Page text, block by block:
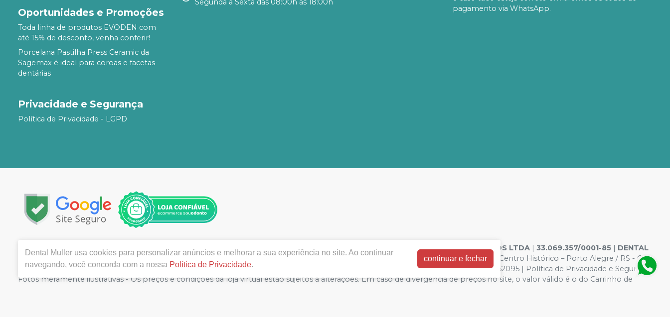
Oportunidades e Promoções
Toda linha de produtos EVODEN com
até 15% de desconto, venha conferir!
Porcelana Pastilha Press Ceramic da
Sagemax é ideal para coroas e facetas
dentárias
Privacidade e Segurança
Política de Privacidade - LGPD
pagamento via WhatsApp.
Copyright © 2024 | Todos os direitos reservados | www.dentalmuller.com.br |JL DISTRIBUIDORA DE PRODUTOS ODONTOLOGICOS LTDA | 33.069.357/0001-85 | DENTAL
MULLER - COMERCIO DE PRODUTOS ODONTOLOGICOS LTDA | 04.195.668/0001-92| Sede em Rua General Vitorino 244 e 240 – Centro Histórico – Porto Alegre / RS - CEP
90020-170 | Autorizações de Funcionamento ANVISA - Medicamentos: XXXXXXX - Farmacêutico Responsável: Marien Pinto Aires nº 52095 | Política de Privacidade e Segurança -
Fotos meramente ilustrativas - Os preços e condições da loja virtual estão sujeitos a alterações. Em caso de divergência de preços no site, o valor válido é o do Carrinho de
Dental Muller usa cookies para personalizar anúncios e melhorar a sua experiência no site. Ao continuar
navegando, você concorda com a nossa Política de Privacidade.
continuar e fechar